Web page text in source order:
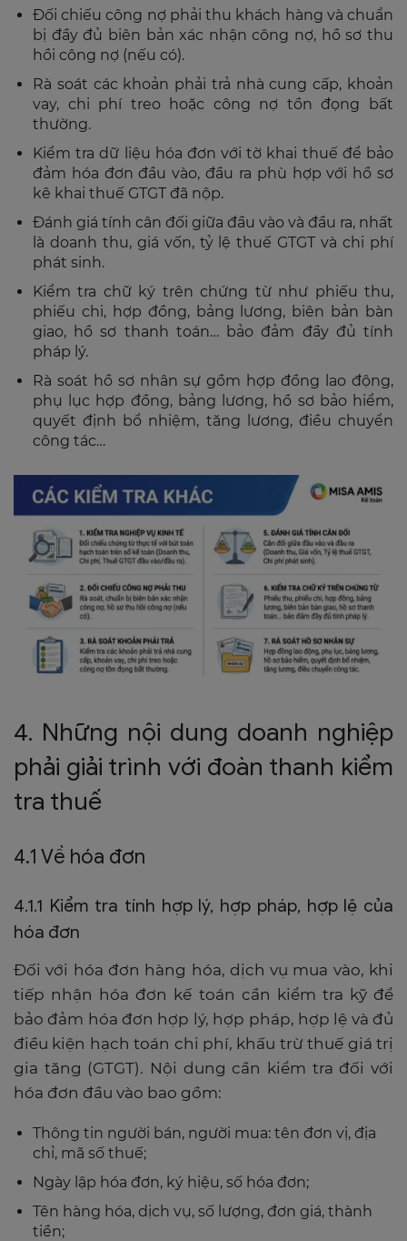
Đối chiếu công nợ phải thu khách hàng và chuẩn
bị đầy đủ biên bản xác nhận công nợ, hồ sơ thu
hồi công nợ (nếu có).
Rà soát các khoản phải trả nhà cung cấp, khoản
vay, chi phí treo hoặc công nợ tồn đọng bất
thường.
Kiểm tra dữ liệu hóa đơn với tờ khai thuế để bảo
đảm hóa đơn đầu vào, đầu ra phù hợp với hồ sơ
kê khai thuế GTGT đã nộp.
Đánh giá tính cân đối giữa đầu vào và đầu ra, nhất
là doanh thu, giá vốn, tỷ lệ thuế GTGT và chi phí
phát sinh.
Kiểm tra chữ ký trên chứng từ như phiếu thu,
phiếu chi, hợp đồng, bảng lương, biên bản bàn
giao, hồ sơ thanh toán… bảo đảm đầy đủ tính
pháp lý.
Rà soát hồ sơ nhân sự gồm hợp đồng lao động,
phụ lục hợp đồng, bảng lương, hồ sơ bảo hiểm,
quyết định bổ nhiệm, tăng lương, điều chuyển
công tác…
4. Những nội dung doanh nghiệp
phải giải trình với đoàn thanh kiểm
tra thuế
4.1 Về hóa đơn
4.1.1 Kiểm tra tính hợp lý, hợp pháp, hợp lệ của
hóa đơn
Đối với hóa đơn hàng hóa, dịch vụ mua vào, khi
tiếp nhận hóa đơn kế toán cần kiểm tra kỹ để
bảo đảm hóa đơn hợp lý, hợp pháp, hợp lệ và đủ
điều kiện hạch toán chi phí, khấu trừ thuế giá trị
gia tăng (GTGT). Nội dung cần kiểm tra đối với
hóa đơn đầu vào bao gồm:
Thông tin người bán, người mua: tên đơn vị, địa
chỉ, mã số thuế;
Ngày lập hóa đơn, ký hiệu, số hóa đơn;
Tên hàng hóa, dịch vụ, số lượng, đơn giá, thành
tiền;